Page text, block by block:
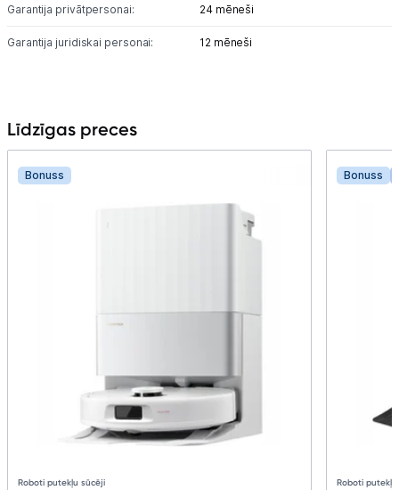
Garantija privātpersonai: 24 mēneši
Garantija juridiskai personai: 12 mēneši
Līdzīgas preces
Bonuss
Roboti putekļu sūcēji
Bonuss
Roboti